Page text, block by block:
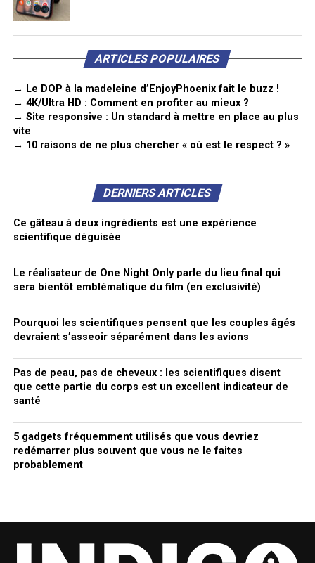
ARTICLES POPULAIRES
→ Le DOP à la madeleine d’EnjoyPhoenix fait le buzz !
→ 4K/Ultra HD : Comment en profiter au mieux ?
→ Site responsive : Un standard à mettre en place au plus
vite
→ 10 raisons de ne plus chercher « où est le respect ? »
DERNIERS ARTICLES
Ce gâteau à deux ingrédients est une expérience
scientifique déguisée
Le réalisateur de One Night Only parle du lieu final qui
sera bientôt emblématique du film (en exclusivité)
Pourquoi les scientifiques pensent que les couples âgés
devraient s’asseoir séparément dans les avions
Pas de peau, pas de cheveux : les scientifiques disent
que cette partie du corps est un excellent indicateur de
santé
5 gadgets fréquemment utilisés que vous devriez
redémarrer plus souvent que vous ne le faites
probablement